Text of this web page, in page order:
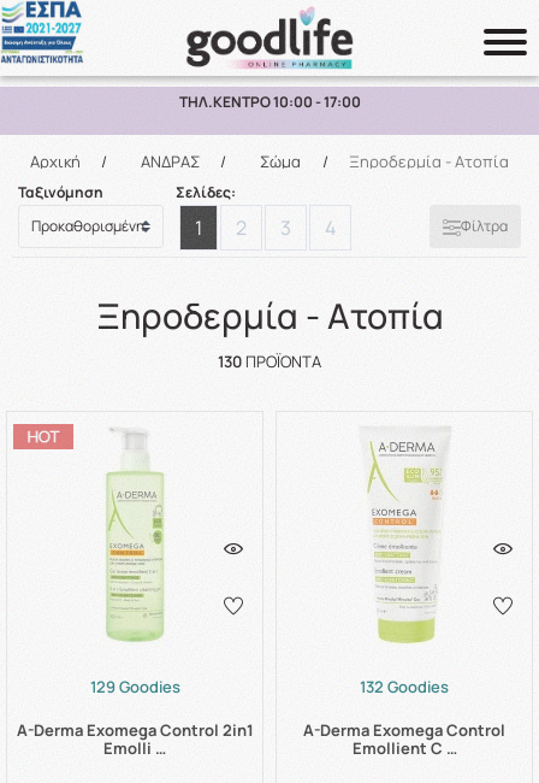
Αναζήτηση
ΔΩΡΕΑΝ ΜΕΤΑΦΟΡΙΚΑ ΑΝΩ ΤΩΝ 70€ ΕΩΣ 2KG ΣΕ ΕΛΛΑΔΑ
Αρχική / ΑΝΔΡΑΣ / Σώμα / Ξηροδερμία - Ατοπία
Ταξινόμηση Σελίδες:
1 2 3 4 Φίλτρα
Ξηροδερμία - Ατοπία
130ΠΡΟΪΌΝΤΑ
129 Goodies
A-Derma Exomega Control 2in1
Emolli …
132 Goodies
A-Derma Exomega Control
Emollient C …